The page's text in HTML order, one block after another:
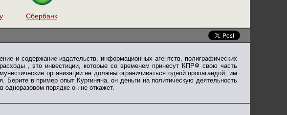
Сбербанк
и содержание издательств, информационных агентств, полиграфических
, это инвестиции, которые со временем принесут КПРФ свою часть
организации не должны ограничиваться одной пропагандой, им
в пример опыт Кургиняна, он деньги на политическую деятельность
порядке он не откажет.